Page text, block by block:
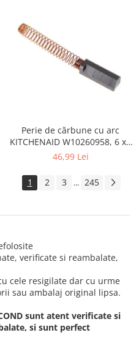
Perie de cărbune cu arc
KITCHENAID W10260958, 6 x6
x 19 mm, pentru 5KSM15
46,99 Lei
1 2 3 ... 245
verificate si reambalate,
cele resigilate dar cu urme
sau ambalaj original lipsa.
sunt atent verificate si
si sunt perfect